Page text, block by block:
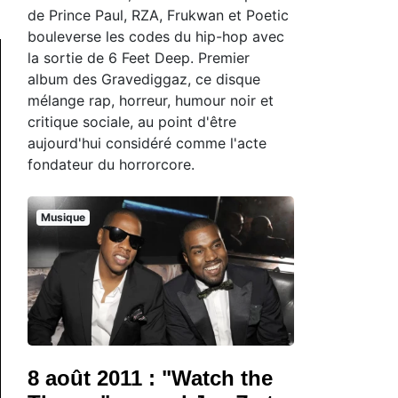
de Prince Paul, RZA, Frukwan et Poetic
bouleverse les codes du hip-hop avec
la sortie de 6 Feet Deep. Premier
album des Gravediggaz, ce disque
mélange rap, horreur, humour noir et
critique sociale, au point d'être
aujourd'hui considéré comme l'acte
fondateur du horrorcore.
Musique
8 août 2011 : "Watch the